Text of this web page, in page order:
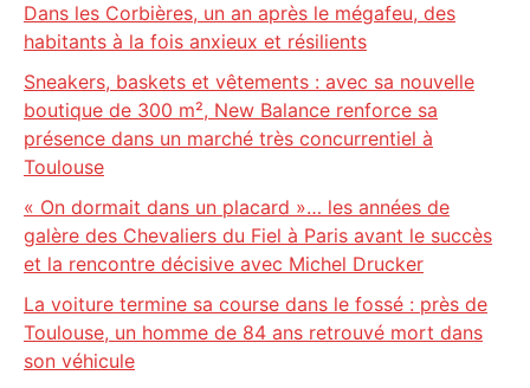
Dans les Corbières, un an après le mégafeu, des
habitants à la fois anxieux et résilients
Sneakers, baskets et vêtements : avec sa nouvelle
boutique de 300 m², New Balance renforce sa
présence dans un marché très concurrentiel à
Toulouse
« On dormait dans un placard »… les années de
galère des Chevaliers du Fiel à Paris avant le succès
et la rencontre décisive avec Michel Drucker
La voiture termine sa course dans le fossé : près de
Toulouse, un homme de 84 ans retrouvé mort dans
son véhicule